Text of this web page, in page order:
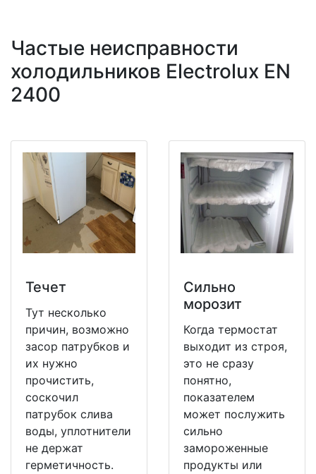
Частые неисправности
холодильников Electrolux EN
2400
Течет
Тут несколько
причин, возможно
засор патрубков и
их нужно
прочистить,
соскочил
патрубок слива
воды, уплотнители
не держат
герметичность.
Сильно
морозит
Когда термостат
выходит из строя,
это не сразу
понятно,
показателем
может послужить
сильно
замороженные
продукты или